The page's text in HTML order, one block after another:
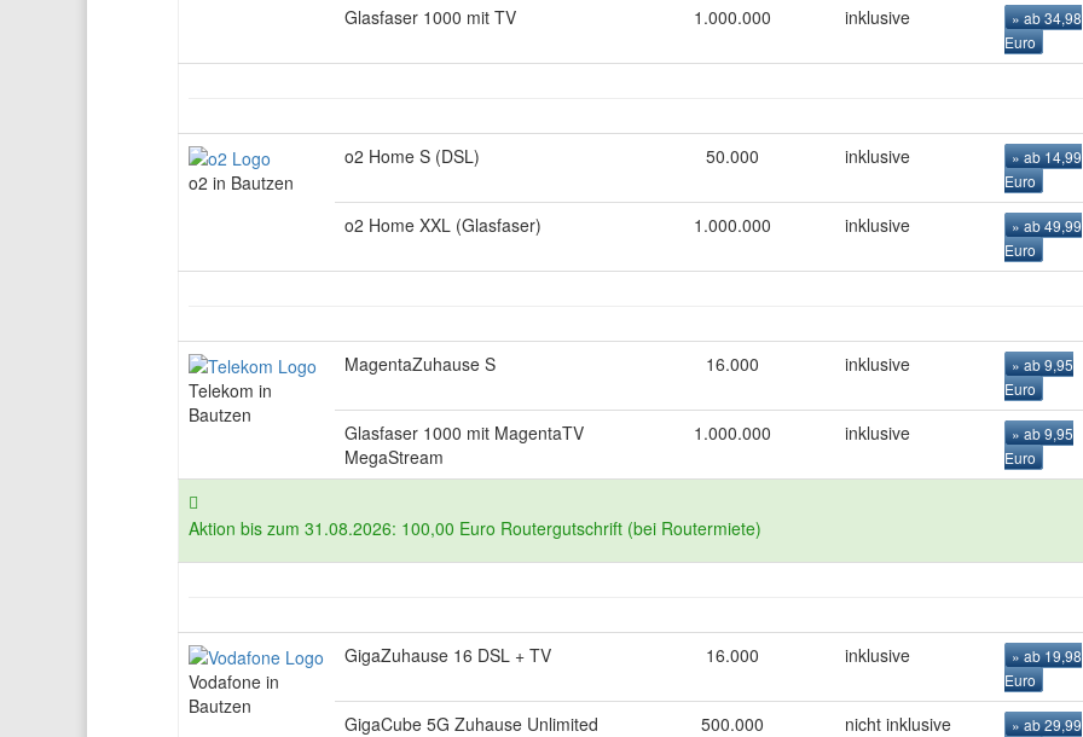
Glasfaser 1000 mit TV 1.000.000 inklusive
» ab 34,98
Euro
o2 in Bautzen
o2 Home S (DSL) 50.000 inklusive
» ab 14,99
Euro
o2 Home XXL (Glasfaser) 1.000.000 inklusive
» ab 49,99
Euro
Telekom in
Bautzen
MagentaZuhause S 16.000 inklusive
» ab 9,95
Euro
Glasfaser 1000 mit MagentaTV
MegaStream
1.000.000 inklusive
» ab 9,95
Euro
Aktion bis zum 31.08.2026: 100,00 Euro Routergutschrift (bei Routermiete)
Vodafone in
Bautzen
GigaZuhause 16 DSL + TV 16.000 inklusive
» ab 19,98
Euro
GigaCube 5G Zuhause Unlimited 500.000 nicht inklusive
» ab 29,99